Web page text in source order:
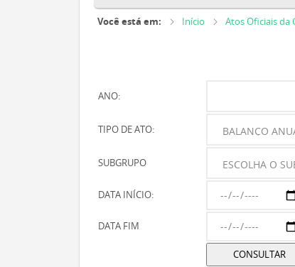
Você está em: Início Atos Oficiais da
ANO:
TIPO DE ATO:
SUBGRUPO
DATA INÍCIO:
DATA FIM